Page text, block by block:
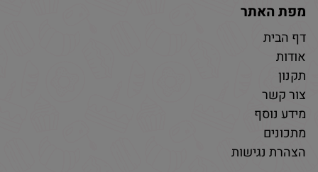
מפת האתר
דף הבית
אודות
תקנון
צור קשר
מידע נוסף
מתכונים
הצהרת נגישות